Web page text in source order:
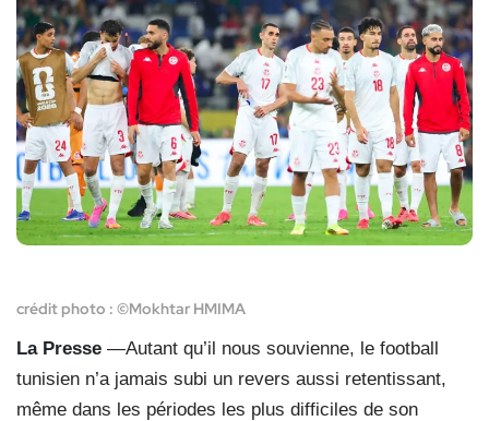
crédit photo : ©Mokhtar HMIMA
La Presse —Autant qu’il nous souvienne, le football
tunisien n’a jamais subi un revers aussi retentissant,
même dans les périodes les plus difficiles de son